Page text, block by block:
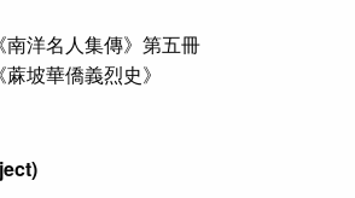
洋名人集傳》第五冊
坡華僑義烈史》